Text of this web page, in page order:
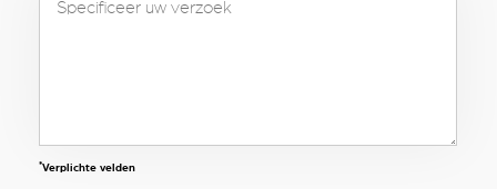
*Verplichte velden